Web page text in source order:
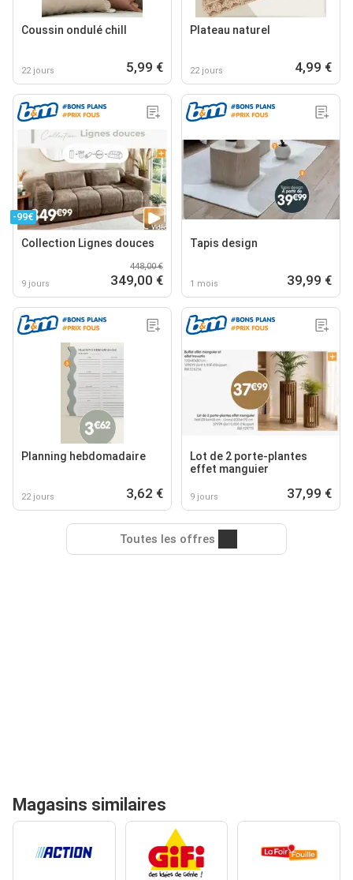
Coussin ondulé chill
22 jours 5,99 €
Plateau naturel
22 jours 4,99 €
-99€
Collection Lignes douces
9 jours
448,00 €
349,00 €
Tapis design
1 mois 39,99 €
Planning hebdomadaire
22 jours 3,62 €
Lot de 2 porte-plantes
effet manguier
9 jours 37,99 €
Toutes les offres
Magasins similaires